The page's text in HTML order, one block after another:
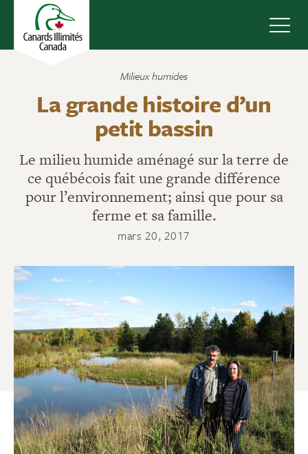
Milieux humides
La grande histoire d’un
petit bassin
Le milieu humide aménagé sur la terre de
ce québécois fait une grande différence
pour l’environnement; ainsi que pour sa
ferme et sa famille.
mars 20, 2017